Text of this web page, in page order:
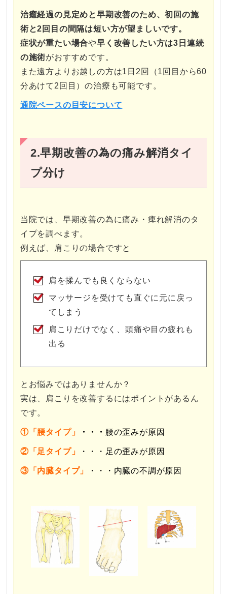
治癒経過の見定めと早期改善のため、初回の施
術と2回目の間隔は短い方が望ましいです。
症状が重たい場合や早く改善したい方は3日連続
の施術がおすすめです。
また遠方よりお越しの方は1日2回（1回目から60
分あけて2回目）の治療も可能です。
通院ペースの目安について
2.早期改善の為の痛み解消タイ
プ分け
当院では、早期改善の為に痛み・痺れ解消のタ
イプを調べます。
例えば、肩こりの場合ですと
肩を揉んでも良くならない
マッサージを受けても直ぐに元に戻っ
てしまう
肩こりだけでなく、頭痛や目の疲れも
出る
とお悩みではありませんか？
実は、肩こりを改善するにはポイントがあるん
です。
①「腰タイプ」 ・・・ 腰の歪みが原因
②「足タイプ」 ・・・足の歪みが原因
③「内臓タイプ」 ・・・内臓の不調が原因